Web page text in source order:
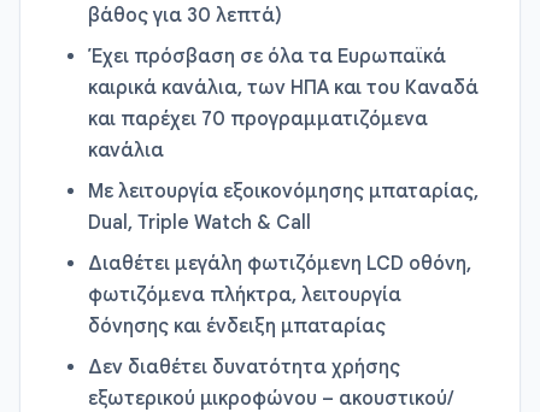
βάθος για 30 λεπτά)
Έχει πρόσβαση σε όλα τα Ευρωπαϊκά
καιρικά κανάλια, των ΗΠΑ και του Καναδά
και παρέχει 70 προγραμματιζόμενα
κανάλια
Με λειτουργία εξοικονόμησης μπαταρίας,
Dual, Triple Watch & Call
Διαθέτει μεγάλη φωτιζόμενη LCD οθόνη,
φωτιζόμενα πλήκτρα, λειτουργία
δόνησης και ένδειξη μπαταρίας
Δεν διαθέτει δυνατότητα χρήσης
εξωτερικού μικροφώνου – ακουστικού/